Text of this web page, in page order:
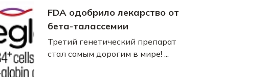
FDA одобрило лекарство от
бета-талассемии
Третий генетический препарат
стал самым дорогим в мире! ...